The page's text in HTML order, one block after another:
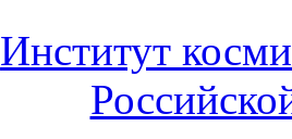
Институт